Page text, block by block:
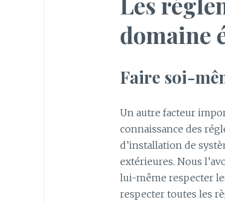
domaine
Faire soi-
Un autre facteur
connaissance des
d’installation de
extérieures. Nous
lui-même respecter
respecter toutes les